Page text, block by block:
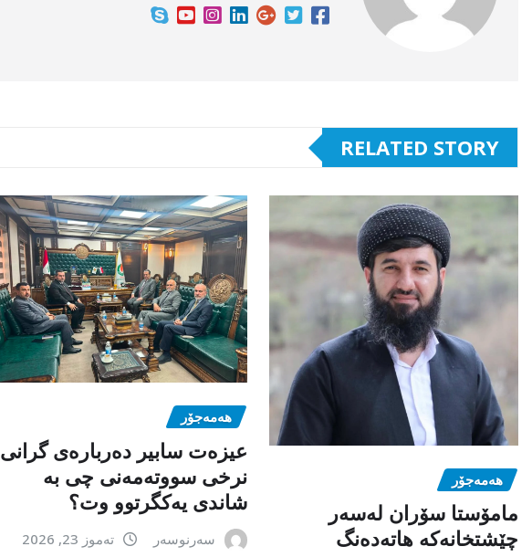
RELATED STORY
هەمەجۆر
مامۆستا سۆران لەسەر
چێشتخانەكە هاتەدەنگ
هەمەجۆر
عیزەت سابیر دەربارەی گرانی
نرخی سووتەمەنی چی بە
شاندی یەکگرتوو وت؟
سەرنوسەر تەموز 23, 2026